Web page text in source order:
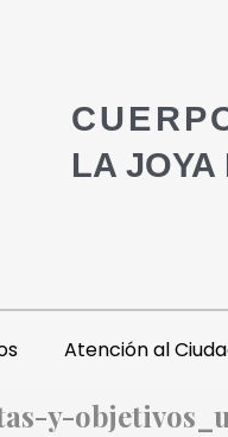
LA JOYA
Atención al
y-